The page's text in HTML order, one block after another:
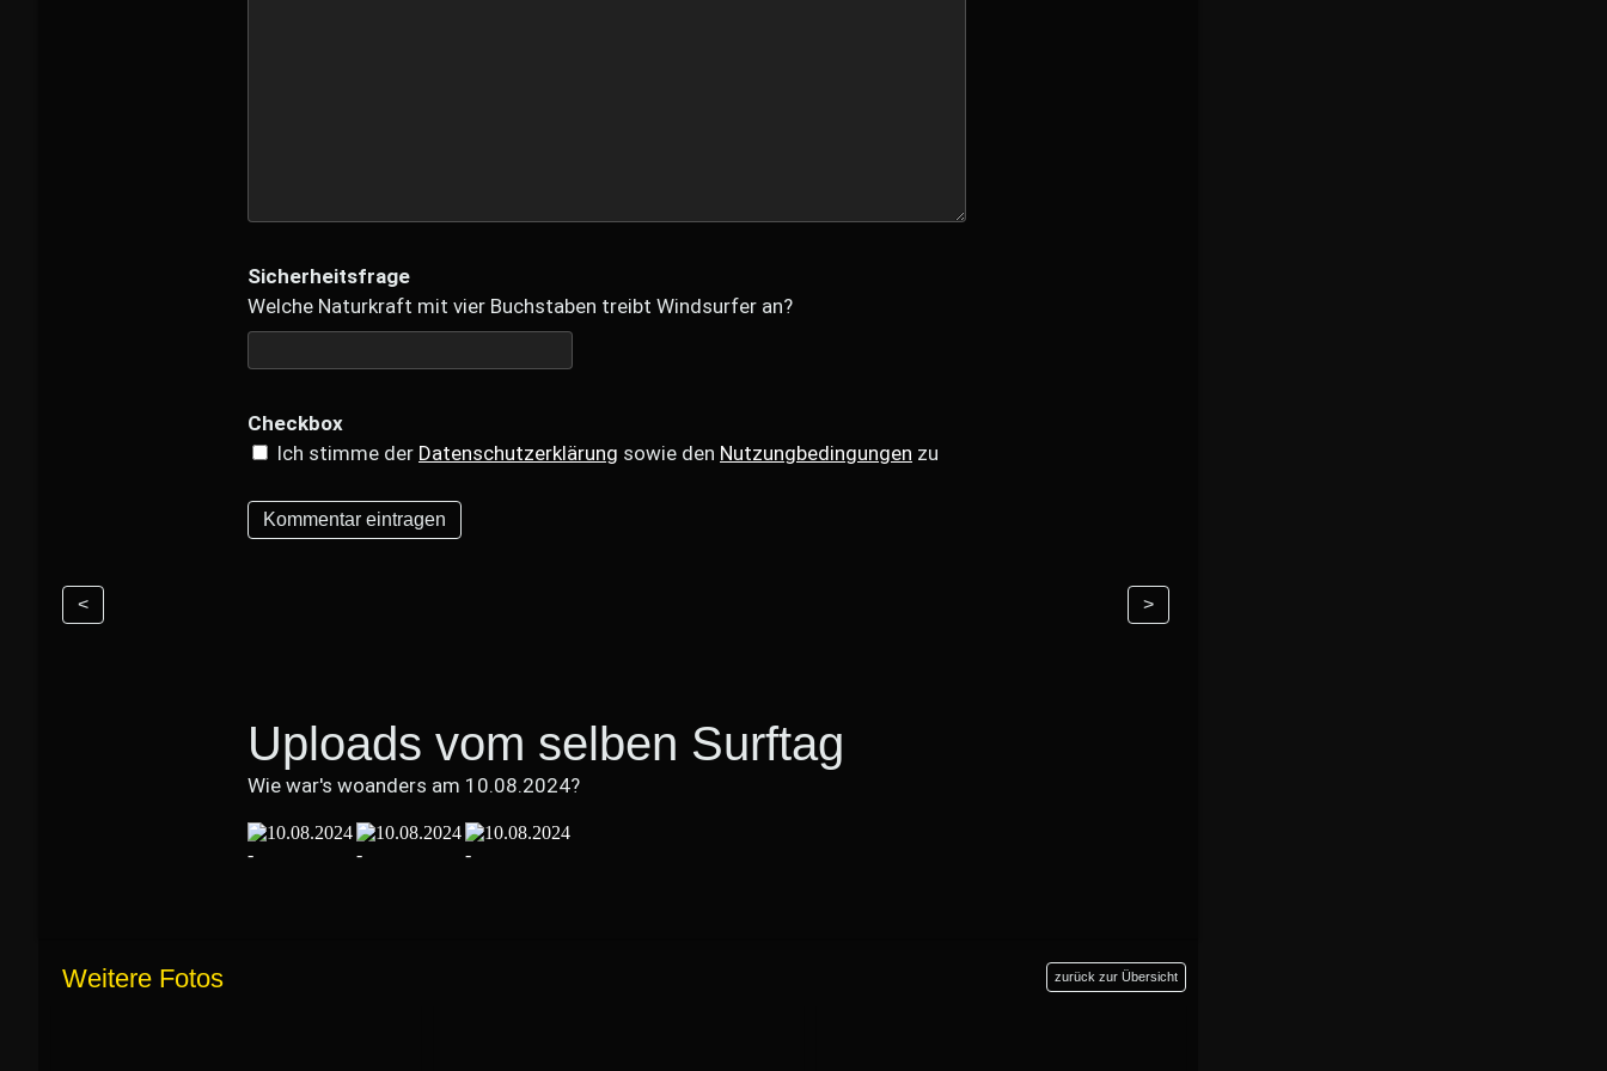
Sicherheitsfrage
Welche Naturkraft mit vier Buchstaben treibt Windsurfer an?
Checkbox
Ich stimme der Datenschutzerklärung sowie den Nutzungbedingungen zu
< >
Uploads vom selben Surftag
Wie war's woanders am 10.08.2024?
Weitere Fotos zurück zur Übersicht